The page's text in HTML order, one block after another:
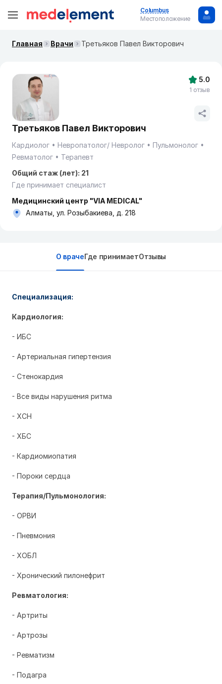
Columbus
Местоположение
Главная Врачи Третьяков Павел Викторович
Третьяков Павел Викторович
Кардиолог Невропатолог/ Невролог
Пульмонолог
Ревматолог
Терапевт
Общий стаж (лет): 21
Где принимает специалист
Медицинский центр "VIA MEDICAL"
Алматы, ул. Розыбакиева, д. 218
5.0
1 отзыв
О врачеГде принимаетОтзывы
Специализация:
Кардиология:
- ИБС
- Артериальная гипертензия
- Стенокардия
- Все виды нарушения ритма
- ХСН
- ХБС
- Кардиомиопатия
- Пороки сердца
Терапия/Пульмонология:
- ОРВИ
- Пневмония
- ХОБЛ
- Хронический пилонефрит
Ревматология:
- Артриты
- Артрозы
- Ревматизм
- Подагра